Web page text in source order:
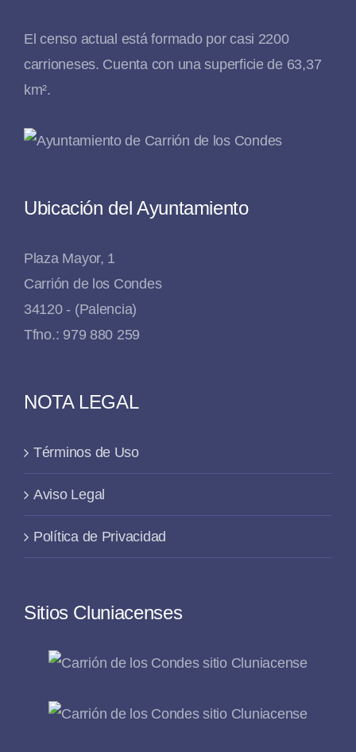
El censo actual está formado por casi 2200
carrioneses. Cuenta con una superficie de 63,37
km².
Ubicación del Ayuntamiento
Plaza Mayor, 1
Carrión de los Condes
34120 - (Palencia)
Tfno.: 979 880 259
NOTA LEGAL
Términos de Uso
Aviso Legal
Política de Privacidad
Sitios Cluniacenses